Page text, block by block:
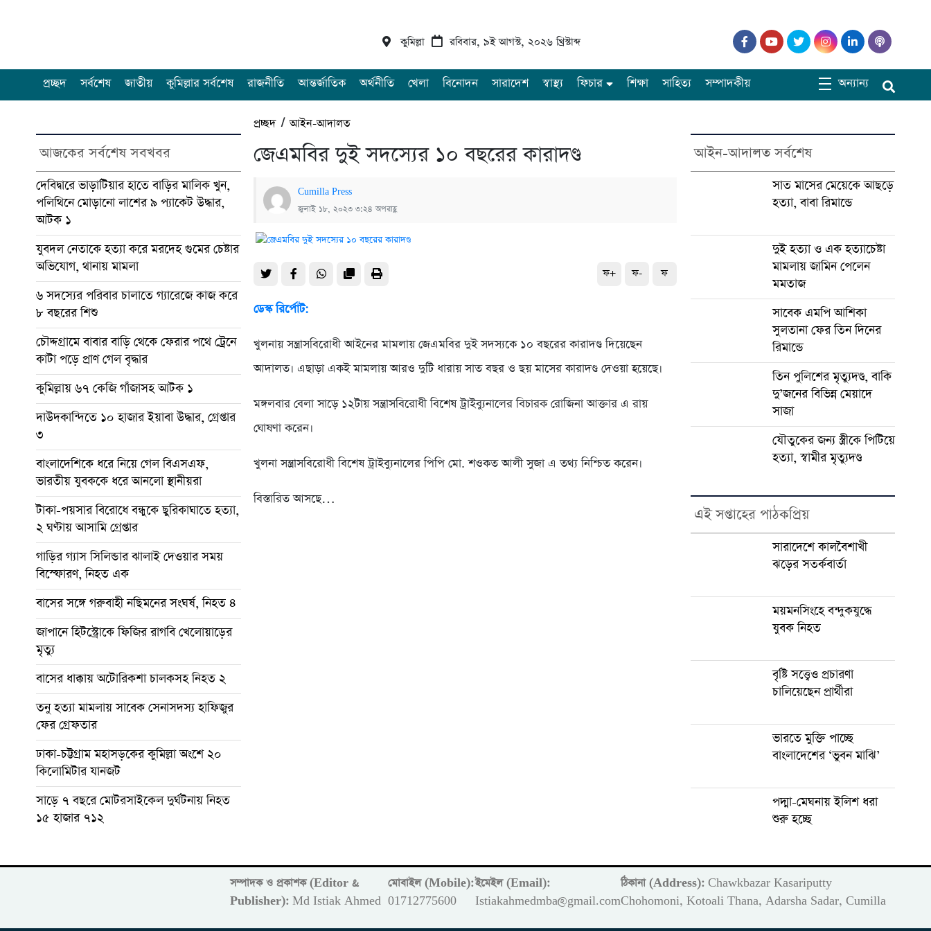
কুমিল্লা রবিবার, ৯ই আগস্ট, ২০২৬ খ্রিস্টাব্দ
প্রচ্ছদ সর্বশেষ জাতীয় কুমিল্লার সর্বশেষ রাজনীতি আন্তর্জাতিক অর্থনীতি খেলা বিনোদন সারাদেশ স্বাস্থ্য ফিচার শিক্ষা সাহিত্য সম্পাদকীয় অন্যান্য
আজকের সর্বশেষ সবখবর
দেবিদ্বারে ভাড়াটিয়ার হাতে বাড়ির মালিক খুন,
পলিথিনে মোড়ানো লাশের ৯ প্যাকেট উদ্ধার,
আটক ১
যুবদল নেতাকে হত্যা করে মরদেহ গুমের চেষ্টার
অভিযোগ, থানায় মামলা
৬ সদস্যের পরিবার চালাতে গ্যারেজে কাজ করে
৮ বছরের শিশু
চৌদ্দগ্রামে বাবার বাড়ি থেকে ফেরার পথে ট্রেনে
কাটা পড়ে প্রাণ গেল বৃদ্ধার
কুমিল্লায় ৬৭ কেজি গাঁজাসহ আটক ১
দাউদকান্দিতে ১০ হাজার ইয়াবা উদ্ধার, গ্রেপ্তার
৩
বাংলাদেশিকে ধরে নিয়ে গেল বিএসএফ,
ভারতীয় যুবককে ধরে আনলো স্থানীয়রা
টাকা-পয়সার বিরোধে বন্ধুকে ছুরিকাঘাতে হত্যা,
২ ঘণ্টায় আসামি গ্রেপ্তার
গাড়ির গ্যাস সিলিন্ডার ঝালাই দেওয়ার সময়
বিস্ফোরণ, নিহত এক
বাসের সঙ্গে গরুবাহী নছিমনের সংঘর্ষ, নিহত ৪
জাপানে হিটস্ট্রোকে ফিজির রাগবি খেলোয়াড়ের
মৃত্যু
বাসের ধাক্কায় অটোরিকশা চালকসহ নিহত ২
তনু হত্যা মামলায় সাবেক সেনাসদস্য হাফিজুর
ফের গ্রেফতার
ঢাকা-চট্টগ্রাম মহাসড়কের কুমিল্লা অংশে ২০
কিলোমিটার যানজট
সাড়ে ৭ বছরে মোটরসাইকেল দুর্ঘটনায় নিহত
১৫ হাজার ৭১২
প্রচ্ছদ/আইন-আদালত
জেএমবির দুই সদস্যের ১০ বছরের কারাদণ্ড
Cumilla Press
জুলাই ১৮, ২০২৩ ৩:২৪ অপরাহ্ণ
ফ+ ফ- ফ
ডেস্ক রির্পোট:
খুলনায় সন্ত্রাসবিরোধী আইনের মামলায় জেএমবির দুই সদস্যকে ১০ বছরের কারাদণ্ড দিয়েছেন
আদালত। এছাড়া একই মামলায় আরও দুটি ধারায় সাত বছর ও ছয় মাসের কারাদণ্ড দেওয়া হয়েছে।
মঙ্গলবার বেলা সাড়ে ১২টায় সন্ত্রাসবিরোধী বিশেষ ট্রাইব্যুনালের বিচারক রোজিনা আক্তার এ রায়
ঘোষণা করেন।
খুলনা সন্ত্রাসবিরোধী বিশেষ ট্রাইব্যুনালের পিপি মো. শওকত আলী সুজা এ তথ্য নিশ্চিত করেন।
বিস্তারিত আসছে…
আইন-আদালত সর্বশেষ
সাত মাসের মেয়েকে আছড়ে
হত্যা, বাবা রিমান্ডে
দুই হত্যা ও এক হত্যাচেষ্টা
মামলায় জামিন পেলেন
মমতাজ
সাবেক এমপি আশিকা
সুলতানা ফের তিন দিনের
রিমান্ডে
তিন পুলিশের মৃত্যুদণ্ড, বাকি
দু’জনের বিভিন্ন মেয়াদে
সাজা
যৌতুকের জন্য স্ত্রীকে পিটিয়ে
হত্যা, স্বামীর মৃত্যুদণ্ড
এই সপ্তাহের পাঠকপ্রিয়
সারাদেশে কালবৈশাখী
ঝড়ের সতর্কবার্তা
ময়মনসিংহে বন্দুকযুদ্ধে
যুবক নিহত
বৃষ্টি সত্ত্বেও প্রচারণা
চালিয়েছেন প্রার্থীরা
ভারতে মুক্তি পাচ্ছে
বাংলাদেশের ‘ভুবন মাঝি’
পদ্মা-মেঘনায় ইলিশ ধরা
শুরু হচ্ছে
সম্পাদক ও প্রকাশক (Editor &
Publisher): Md Istiak Ahmed
মোবাইল (Mobile):
01712775600
ইমেইল (Email):
Istiakahmedmba@gmail.com
ঠিকানা (Address): Chawkbazar Kasariputty
Chohomoni, Kotoali Thana, Adarsha Sadar, Cumilla